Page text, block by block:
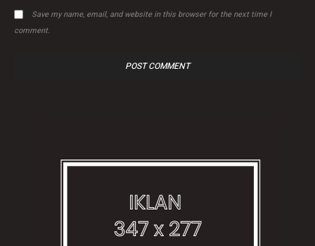
Save my name, email, and website in this browser for the next time I
comment.